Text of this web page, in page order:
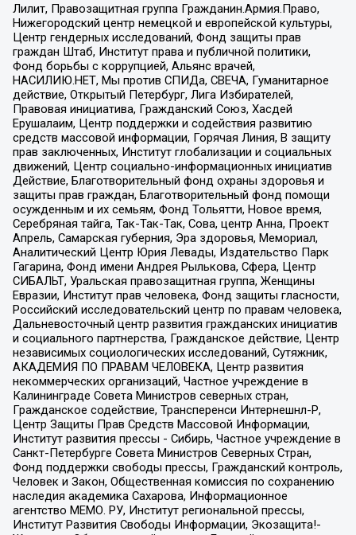
Лилит, Правозащитная группа Гражданин.Армия.Право,
Нижегородский центр немецкой и европейской культуры,
Центр гендерных исследований, Фонд защиты прав
граждан Штаб, Институт права и публичной политики,
Фонд борьбы с коррупцией, Альянс врачей,
НАСИЛИЮ.НЕТ, Мы против СПИДа, СВЕЧА, Гуманитарное
действие, Открытый Петербург, Лига Избирателей,
Правовая инициатива, Гражданский Союз, Хасдей
Ерушалаим, Центр поддержки и содействия развитию
средств массовой информации, Горячая Линия, В защиту
прав заключенных, Институт глобализации и социальных
движений, Центр социально-информационных инициатив
Действие, Благотворительный фонд охраны здоровья и
защиты прав граждан, Благотворительный фонд помощи
осужденным и их семьям, Фонд Тольятти, Новое время,
Серебряная тайга, Так-Так-Так, Сова, центр Анна, Проект
Апрель, Самарская губерния, Эра здоровья, Мемориал,
Аналитический Центр Юрия Левады, Издательство Парк
Гагарина, Фонд имени Андрея Рылькова, Сфера, Центр
СИБАЛЬТ, Уральская правозащитная группа, Женщины
Евразии, Институт прав человека, Фонд защиты гласности,
Российский исследовательский центр по правам человека,
Дальневосточный центр развития гражданских инициатив
и социального партнерства, Гражданское действие, Центр
независимых социологических исследований, Сутяжник,
АКАДЕМИЯ ПО ПРАВАМ ЧЕЛОВЕКА, Центр развития
некоммерческих организаций, Частное учреждение в
Калининграде Совета Министров северных стран,
Гражданское содействие, Трансперенси Интернешнл-Р,
Центр Защиты Прав Средств Массовой Информации,
Институт развития прессы - Сибирь, Частное учреждение в
Санкт-Петербурге Совета Министров Северных Стран,
Фонд поддержки свободы прессы, Гражданский контроль,
Человек и Закон, Общественная комиссия по сохранению
наследия академика Сахарова, Информационное
агентство МЕМО. РУ, Институт региональной прессы,
Институт Развития Свободы Информации, Экозащита!-